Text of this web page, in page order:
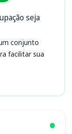
seja
conjunto
facilitar sua